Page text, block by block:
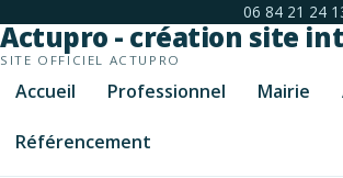
06 84 21 24
Actupro - création site
SITE OFFICIEL ACTUPRO
Accueil Professionnel Mairie
Référencement